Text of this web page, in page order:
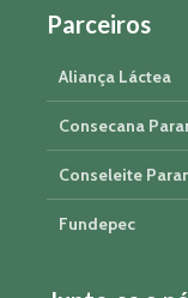
Parceiros
Aliança Láctea
Consecana
Conseleite
Fundepec